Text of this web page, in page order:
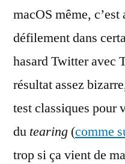
macOS même,
défilement dans
hasard Twitter avec
résultat assez
test classiques
du tearing (comme
trop si ça vient de